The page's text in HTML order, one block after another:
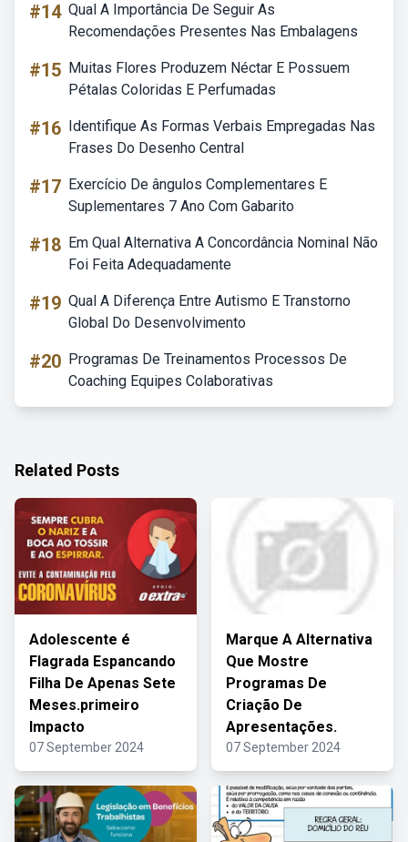
#14 Qual A Importância De Seguir As
Recomendações Presentes Nas Embalagens
#15 Muitas Flores Produzem Néctar E Possuem
Pétalas Coloridas E Perfumadas
#16 Identifique As Formas Verbais Empregadas Nas
Frases Do Desenho Central
#17 Exercício De ângulos Complementares E
Suplementares 7 Ano Com Gabarito
#18 Em Qual Alternativa A Concordância Nominal Não
Foi Feita Adequadamente
#19 Qual A Diferença Entre Autismo E Transtorno
Global Do Desenvolvimento
#20 Programas De Treinamentos Processos De
Coaching Equipes Colaborativas
Related Posts
Adolescente é
Flagrada Espancando
Filha De Apenas Sete
Meses.primeiro
Impacto
07 September 2024
Marque A Alternativa
Que Mostre
Programas De
Criação De
Apresentações.
07 September 2024